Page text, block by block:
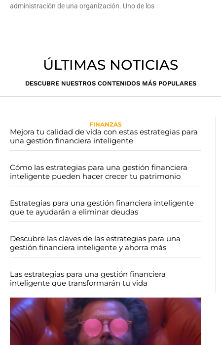
administración de una organización. Uno de los
ÚLTIMAS NOTICIAS
DESCUBRE NUESTROS CONTENIDOS MÁS POPULARES
FINANZAS
Mejora tu calidad de vida con estas estrategias para
una gestión financiera inteligente
Cómo las estrategias para una gestión financiera
inteligente pueden hacer crecer tu patrimonio
Estrategias para una gestión financiera inteligente
que te ayudarán a eliminar deudas
Descubre las claves de las estrategias para una
gestión financiera inteligente y ahorra más
Las estrategias para una gestión financiera
inteligente que transformarán tu vida